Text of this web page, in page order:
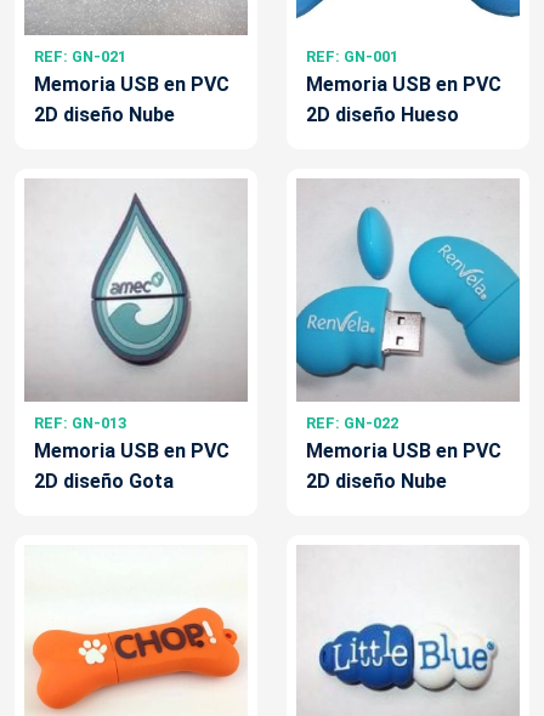
REF: GN-021
Memoria USB en PVC
2D diseño Nube
REF: GN-001
Memoria USB en PVC
2D diseño Hueso
REF: GN-013
Memoria USB en PVC
2D diseño Gota
REF: GN-022
Memoria USB en PVC
2D diseño Nube